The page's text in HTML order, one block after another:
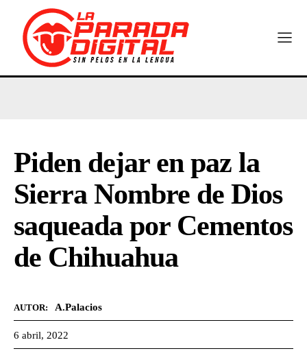
Piden dejar en paz la
Sierra Nombre de Dios
saqueada por Cementos
de Chihuahua
AUTOR: A.Palacios
6 abril, 2022